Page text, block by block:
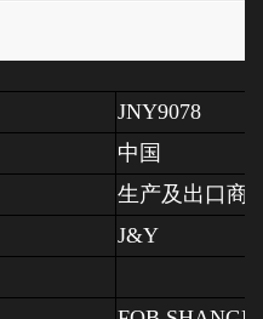
JNY9078
中国
生产及出口商
J&Y